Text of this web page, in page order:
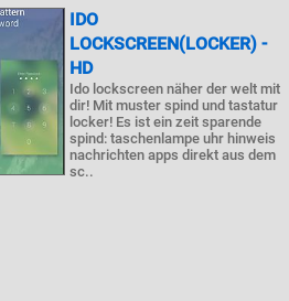
IDO
LOCKSCREEN(LOCKER) -
HD
Ido lockscreen näher der welt mit
dir! Mit muster spind und tastatur
locker! Es ist ein zeit sparende
spind: taschenlampe uhr hinweis
nachrichten apps direkt aus dem
sc..